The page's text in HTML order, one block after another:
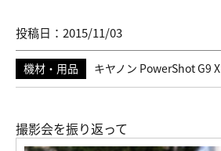
投稿日：2015/11/03
機材・用品 キヤノン PowerShot G9 X
撮影会を振り返って